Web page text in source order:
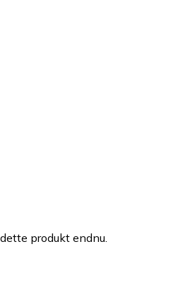
produkt endnu.